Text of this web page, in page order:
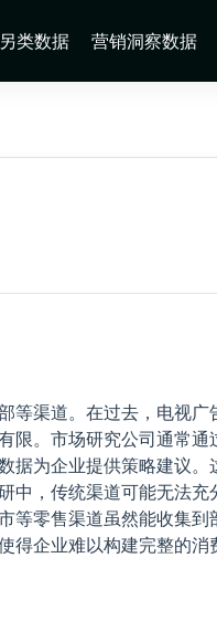
类数据 营销洞察数据
等渠道。在过去，电视
限。市场研究公司通常
据为企业提供策略建议
中，传统渠道可能无法
等零售渠道虽然能收集到
得企业难以构建完整的